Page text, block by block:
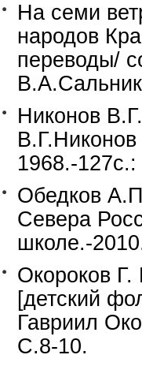
На семи
народов
переводы/
Никонов
1968.-
Обедков
Севера
школе.-
Окороков
[детский
Гавриил
С.8-10.